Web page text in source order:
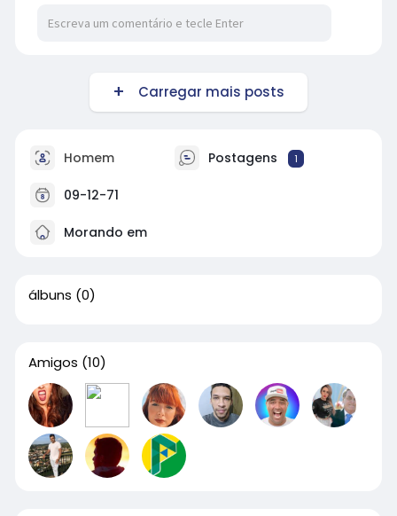
Carregar mais posts
Homem Postagens 1
09-12-71
Morando em
álbuns (0)
Amigos (10)